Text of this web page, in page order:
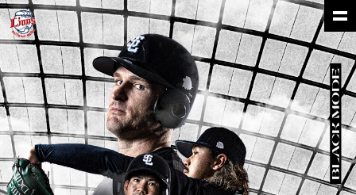
試合日程
ユニフォーム